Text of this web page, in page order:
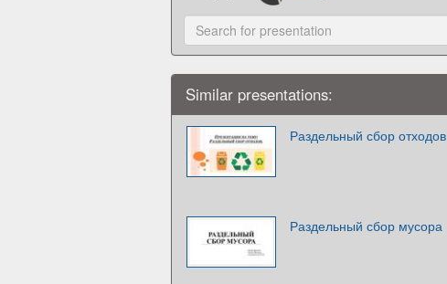
Similar presentations:
Раздельный сбор отходов
Раздельный сбор мусора